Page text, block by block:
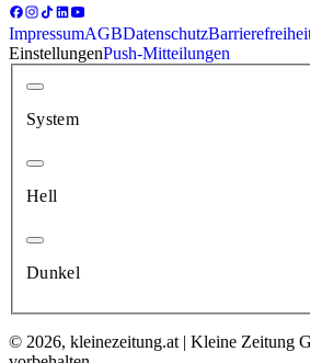
ImpressumAGBDatenschutz
EinstellungenPush-Mitteilungen
System
Hell
Dunkel
© 2026, kleinezeitung.at | Kleine Zeitung